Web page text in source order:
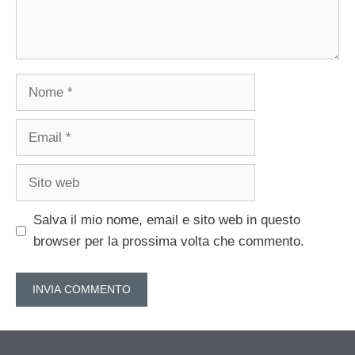
Nome
Email
Sito
Salva il mio nome, email e sito web in questo
browser per la prossima volta che commento.